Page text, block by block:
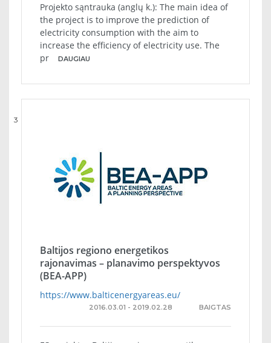
Projekto sąntrauka (anglų k.): The main idea of
the project is to improve the prediction of
electricity consumption with the aim to
increase the efficiency of electricity use. The
pr
DAUGIAU
3
Baltijos regiono energetikos
rajonavimas – planavimo perspektyvos
(BEA-APP)
https://www.balticenergyareas.eu/
BAIGTAS
2016.03.01 - 2019.02.28